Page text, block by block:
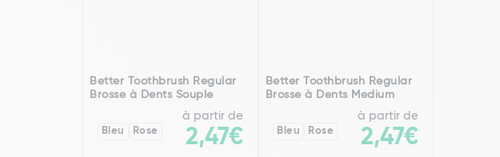
Better Toothbrush Regular
Brosse à Dents Souple
Bleu Rose
à partir de
2,47€
Better Toothbrush Regular
Brosse à Dents Medium
Bleu Rose
à partir de
2,47€